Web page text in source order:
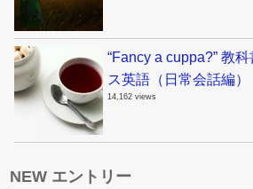
“Fancy a cuppa?” 教
ス英語（日常会話編）
14,162 views
NEW エントリー